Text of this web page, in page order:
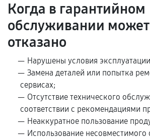
Когда в гарантийном
обслуживании
отказано
Нарушены условия
Замена деталей или попытка
сервисах;
Отсутствие технического
соответствии с рекомендациями
Неаккуратное пользование
Использование несовместимого